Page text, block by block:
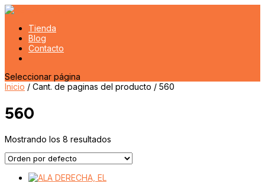
Tienda
Blog
Contacto
Seleccionar página
Inicio / Cant. de paginas del producto / 560
560
Mostrando los 8 resultados